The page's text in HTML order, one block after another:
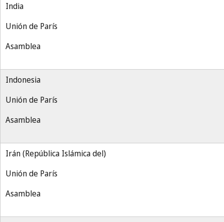
India
Unión de París
Asamblea
Indonesia
Unión de París
Asamblea
Irán (República Islámica del)
Unión de París
Asamblea